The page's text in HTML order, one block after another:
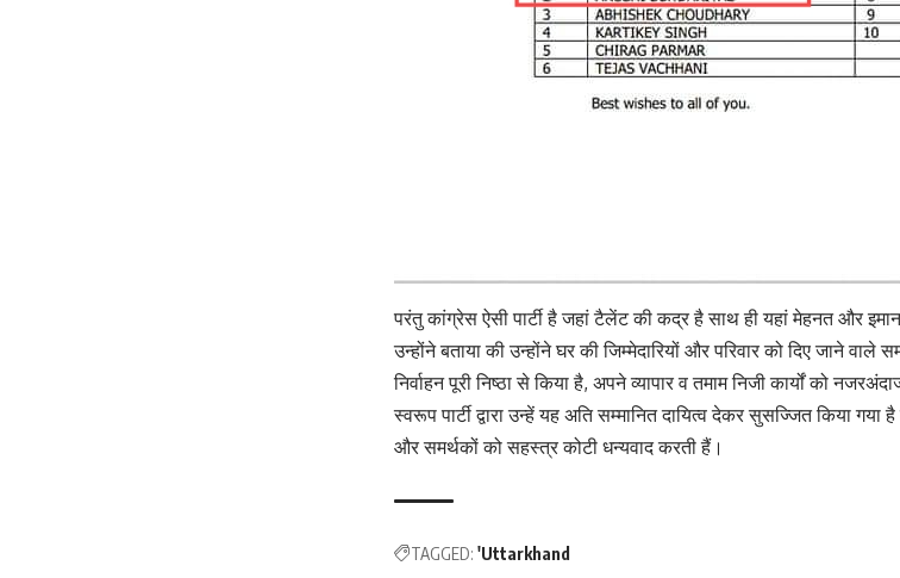
परंतु कांग्रेस ऐसी पार्टी है जहां टैलेंट की कद्र है साथ ही यहां मेहनत और
उन्होंने बताया की उन्होंने घर की जिम्मेदारियों और परिवार को दिए जाने वाले
निर्वाहन पूरी निष्ठा से किया है, अपने व्यापार व तमाम निजी कार्यों को
स्वरूप पार्टी द्वारा उन्हें यह अति सम्मानित दायित्व देकर सुसज्जित किया
और समर्थकों को सहस्त्र कोटी धन्यवाद करती हैं।
TAGGED: 'Uttarkhand